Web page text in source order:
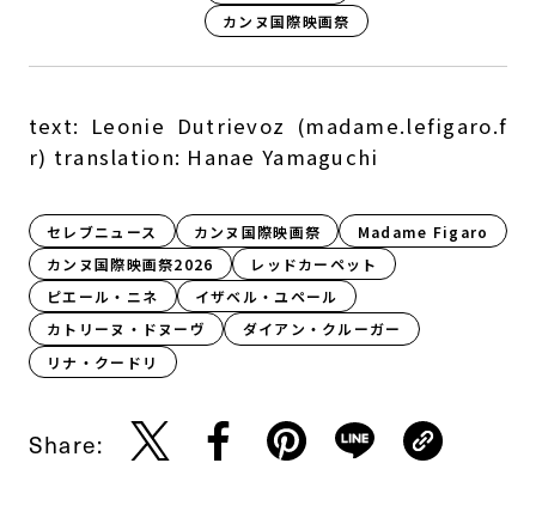
カンヌ国際映画祭
text: Leonie Dutrievoz (madame.lefigaro.f
r) translation: Hanae Yamaguchi
セレブニュース カンヌ国際映画祭
Madame Figaro
カンヌ国際映画祭2026
レッドカーペット
ピエール・ニネ
イザベル・ユペール
カトリーヌ・ドヌーヴ
ダイアン・クルーガー
リナ・クードリ
Share: